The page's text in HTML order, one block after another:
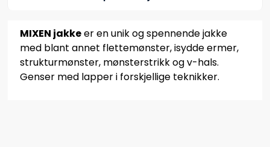
MIXEN jakkeer en unik og spennende jakke
med blant annet flettemønster, isydde ermer,
strukturmønster, mønsterstrikk og v-hals.
Genser med lapper i forskjellige teknikker.